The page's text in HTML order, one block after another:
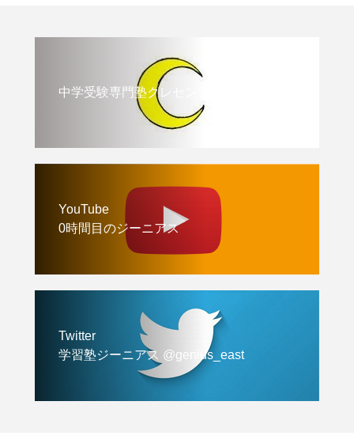
中学受験専門塾クレセント
YouTube
0時間目のジーニアス
Twitter
学習塾ジーニアス @genius_east